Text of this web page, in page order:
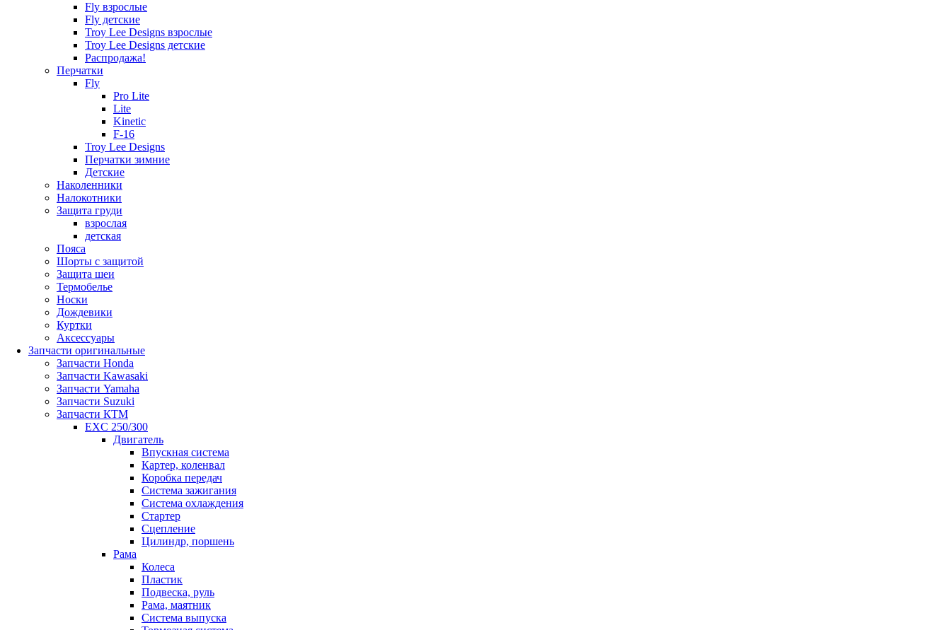
Fly взрослые
Fly детские
Troy Lee Designs взрослые
Troy Lee Designs детские
Распродажа!
Перчатки
Fly
Pro Lite
Lite
Kinetic
F-16
Troy Lee Designs
Перчатки зимние
Детские
Наколенники
Налокотники
Защита груди
взрослая
детская
Пояса
Шорты с защитой
Защита шеи
Термобелье
Носки
Дождевики
Куртки
Аксессуары
Запчасти оригинальные
Запчасти Honda
Запчасти Kawasaki
Запчасти Yamaha
Запчасти Suzuki
Запчасти КТМ
EXC 250/300
Двигатель
Впускная система
Картер, коленвал
Коробка передач
Система зажигания
Система охлаждения
Стартер
Сцепление
Цилиндр, поршень
Рама
Колеса
Пластик
Подвеска, руль
Рама, маятник
Система выпуска